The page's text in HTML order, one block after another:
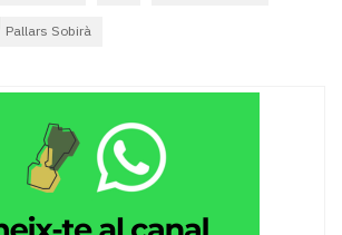
Pallars Sobirà